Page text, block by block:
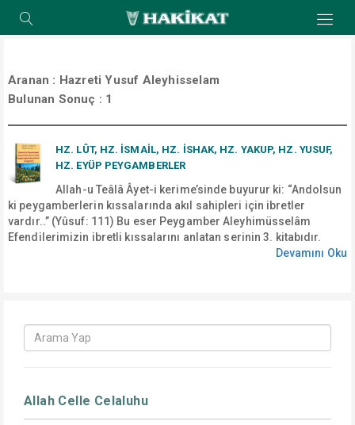
Aranan : Hazreti Yusuf Aleyhisselam
Bulunan Sonuç : 1
HZ. LÛT, HZ. İSMAİL, HZ. İSHAK, HZ. YAKUP, HZ. YUSUF,
HZ. EYÜP PEYGAMBERLER
Allah-u Teâlâ Âyet-i kerime’sinde buyurur ki: “Andolsun
ki peygamberlerin kıssalarında akıl sahipleri için ibretler
vardır..” (Yûsuf: 111) Bu eser Peygamber Aleyhimüsselâm
Efendilerimizin ibretli kıssalarını anlatan serinin 3. kitabıdır.
Devamını Oku
Allah Celle Celaluhu